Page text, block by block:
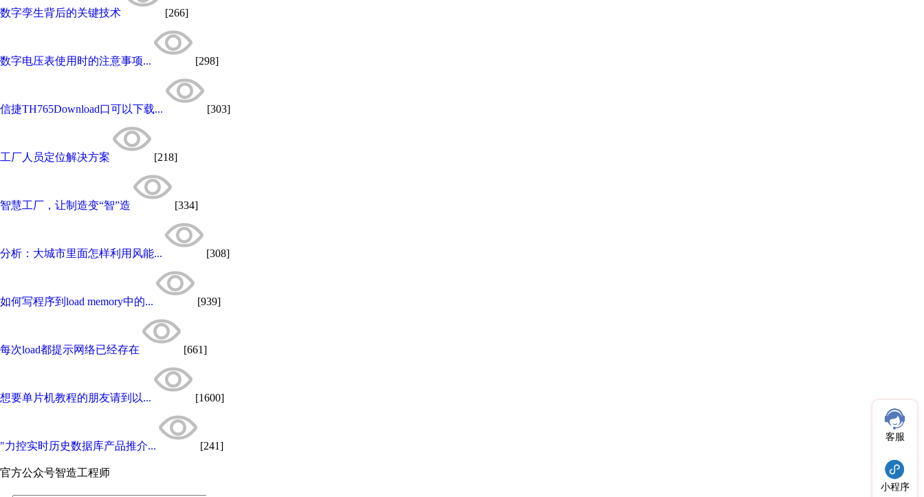
数字孪生背后的关键技术 [266]
数字电压表使用时的注意事项... [298]
信捷TH765Download口可以下载... [303]
工厂人员定位解决方案 [218]
智慧工厂，让制造变“智”造 [334]
分析：大城市里面怎样利用风能... [308]
如何写程序到load memory中的... [939]
每次load都提示网络已经存在 [661]
想要单片机教程的朋友请到以... [1600]
"力控实时历史数据库产品推介... [241]
官方公众号智造工程师
客服
小程序